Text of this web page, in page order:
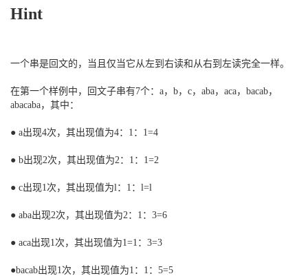
Hint
一个串是回文的，当且仅当它从左到右读和从右到左读完全一样。
在第一个样例中，回文子串有7个：a，b，c，aba，aca，bacab，
abacaba，其中：
● a出现4次，其出现值为4：1：1=4
● b出现2次，其出现值为2：1：1=2
● c出现1次，其出现值为l：1：l=l
● aba出现2次，其出现值为2：1：3=6
● aca出现1次，其出现值为1=1：3=3
●bacab出现1次，其出现值为1：1：5=5